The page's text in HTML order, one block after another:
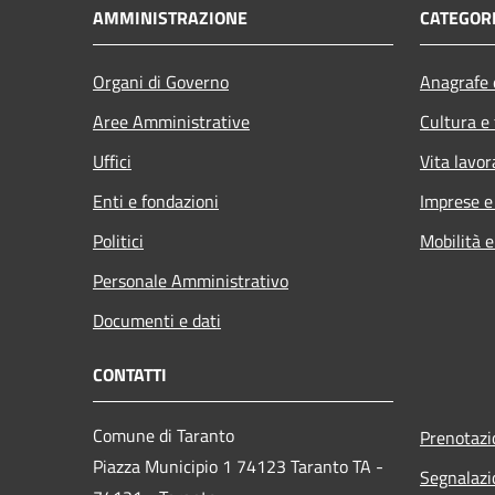
AMMINISTRAZIONE
Organi di Governo
Aree Amministrative
Uffici
Enti e fondazioni
Politici
Personale Amministrativo
Documenti e dati
Cultura
Vita
Imprese
Mobilità
CONTATTI
Comune di Taranto
Piazza Municipio 1 74123 Taranto TA -